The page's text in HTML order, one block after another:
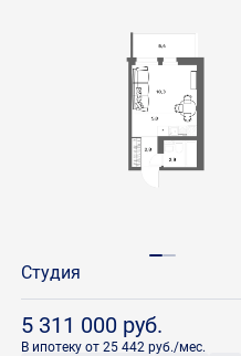
Студия
5 311 000 руб.
В ипотеку от 25 442 руб./мес.